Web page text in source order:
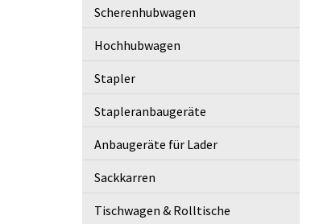
Scherenhubwagen
Hochhubwagen
Stapler
Stapleranbaugeräte
Anbaugeräte für Lader
Sackkarren
Tischwagen & Rolltische